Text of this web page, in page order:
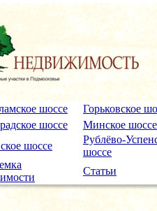
шоссе
Горьковское
шоссе
Минское шоссе
шоссе
Рублёво-
шоссе
Статьи